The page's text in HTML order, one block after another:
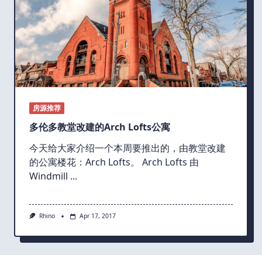
房源推荐
多伦多教堂改建的Arch Lofts公寓
今天给大家介绍一个本周要推出的，由教堂改建
的公寓楼花：Arch Lofts。 Arch Lofts 由
Windmill ...
Rhino Apr 17, 2017